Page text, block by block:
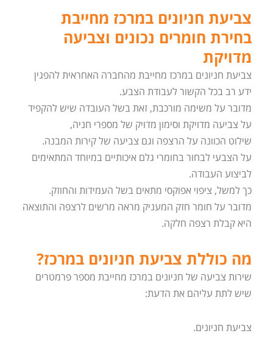
צביעת חניונים במרכז מחייבת
בחירת חומרים נכונים וצביעה
מדויקת
צביעת חניונים במרכז מחייבת מהחברה האחראית להפגין
ידע רב בכל הקשור לעבודת הצבע.
מדובר על משימה מורכבת, זאת בשל העובדה שיש להקפיד
על צביעה מדויקת וסימון מדויק של מספרי חניה,
שילוט הכוונה על הרצפה וגם צביעה של קירות המבנה.
על הצבעי לבחור בחומרי גלם איכותיים במיוחד המתאימים
לביצוע העבודה.
כך למשל, ציפוי אפוקסי מתאים בשל העמידות והחוזק.
מדובר על חומר חזק המעניק מראה מרשים לרצפה והתוצאה
היא קבלת רצפה חלקה.
מה כוללת צביעת חניונים במרכז?
שירות צביעה של חניונים במרכז מחייבת מספר פרמטרים
שיש לתת עליהם את הדעת:
צביעת חניונים.